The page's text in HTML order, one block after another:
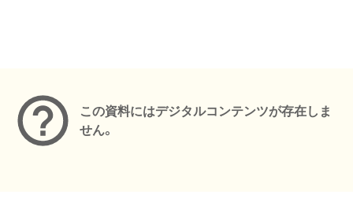
この資料にはデジタルコンテンツが存在しま
せん。